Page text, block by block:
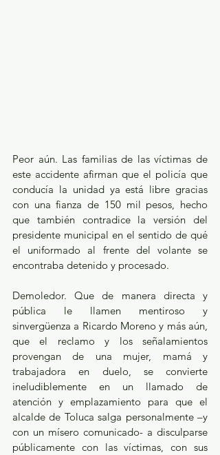
Peor aún. Las familias de las víctimas de
este accidente afirman que el policía que
conducía la unidad ya está libre gracias
con una fianza de 150 mil pesos, hecho
que también contradice la versión del
presidente municipal en el sentido de qué
el uniformado al frente del volante se
encontraba detenido y procesado.
Demoledor. Que de manera directa y
pública le llamen mentiroso y
sinvergüenza a Ricardo Moreno y más aún,
que el reclamo y los señalamientos
provengan de una mujer, mamá y
trabajadora en duelo, se convierte
ineludiblemente en un llamado de
atención y emplazamiento para que el
alcalde de Toluca salga personalmente –y
con un mísero comunicado- a disculparse
públicamente con las víctimas, con sus